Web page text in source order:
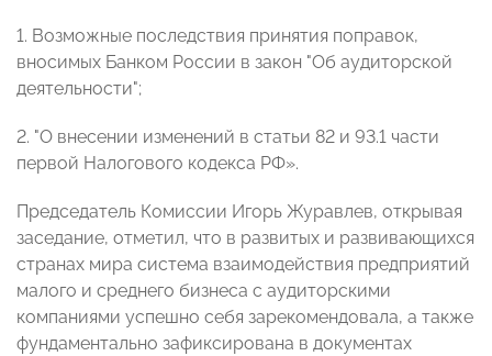
1. Возможные последствия принятия поправок,
вносимых Банком России в закон "Об аудиторской
деятельности";
2. "О внесении изменений в статьи 82 и 93.1 части
первой Налогового кодекса РФ».
Председатель Комиссии Игорь Журавлев, открывая
заседание, отметил, что в развитых и развивающихся
странах мира система взаимодействия предприятий
малого и среднего бизнеса с аудиторскими
компаниями успешно себя зарекомендовала, а также
фундаментально зафиксирована в документах